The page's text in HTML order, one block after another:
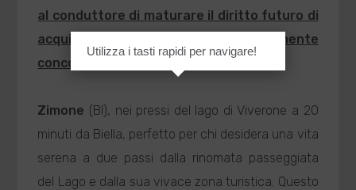
al conduttore di maturare il diritto futuro di
acquisto a condizioni previamente
concordate.
Zimone (BI), nei pressi del lago di Viverone a 20
minuti da Biella, perfetto per chi desidera una vita
serena a due passi dalla rinomata passeggiata
del Lago e dalla sua vivace zona turistica. Questo
Utilizza i tasti rapidi per navigare!